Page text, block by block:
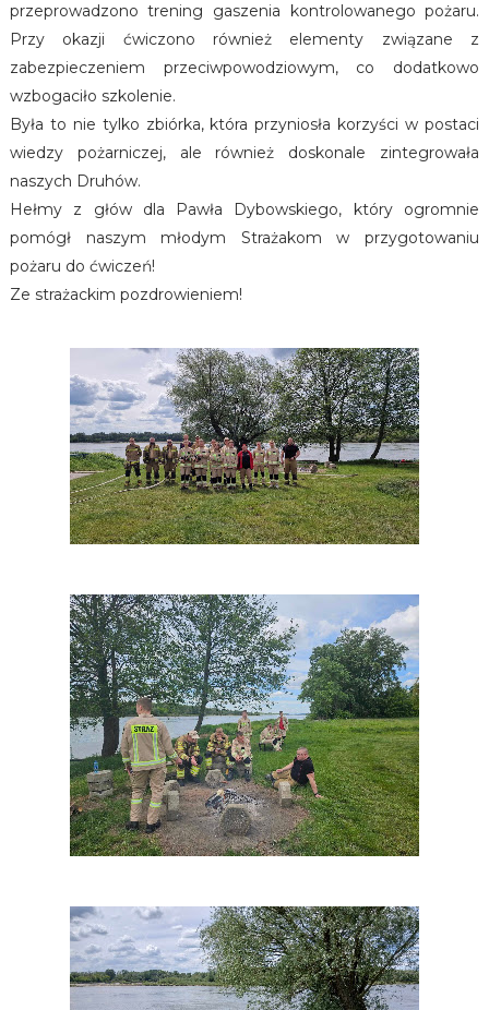
przeprowadzono trening gaszenia kontrolowanego pożaru.
Przy okazji ćwiczono również elementy związane z
zabezpieczeniem przeciwpowodziowym, co dodatkowo
wzbogaciło szkolenie.
Była to nie tylko zbiórka, która przyniosła korzyści w postaci
wiedzy pożarniczej, ale również doskonale zintegrowała
naszych Druhów.
Hełmy z głów dla Pawła Dybowskiego, który ogromnie
pomógł naszym młodym Strażakom w przygotowaniu
pożaru do ćwiczeń!
Ze strażackim pozdrowieniem!